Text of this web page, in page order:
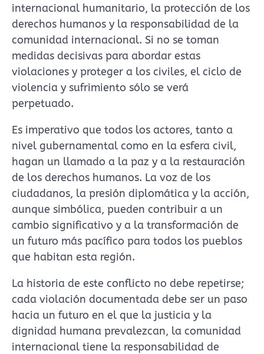
internacional humanitario, la protección de los
derechos humanos y la responsabilidad de la
comunidad internacional.​ Si no se toman
medidas decisivas para abordar estas
violaciones y proteger a los civiles, el ciclo de
violencia y sufrimiento sólo se verá
perpetuado.
Es imperativo que todos los actores, tanto a
nivel gubernamental como en la esfera civil,
hagan un llamado a la paz y a la restauración
de los derechos humanos. La voz de los
ciudadanos, la presión diplomática y la acción,
aunque simbólica, pueden contribuir a un
cambio significativo y a la transformación de
un futuro más pacífico para todos los pueblos
que habitan esta región.
La historia de este conflicto no debe repetirse;
cada violación documentada debe ser un paso
hacia un futuro en el que la justicia y la
dignidad humana prevalezcan, la comunidad
internacional tiene la responsabilidad de